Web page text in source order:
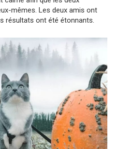
mêmes. Les deux amis ont
résultats ont été étonnants.